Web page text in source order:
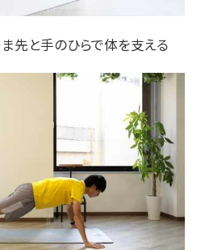
先と手のひらで体を支える